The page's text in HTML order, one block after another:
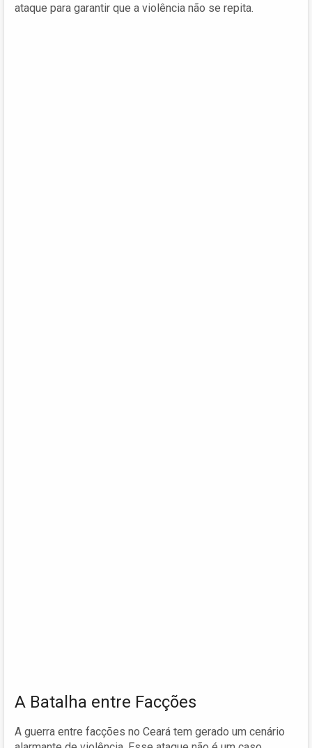
ataque para garantir que a violência não se repita.
A Batalha entre Facções
A guerra entre facções no Ceará tem gerado um cenário